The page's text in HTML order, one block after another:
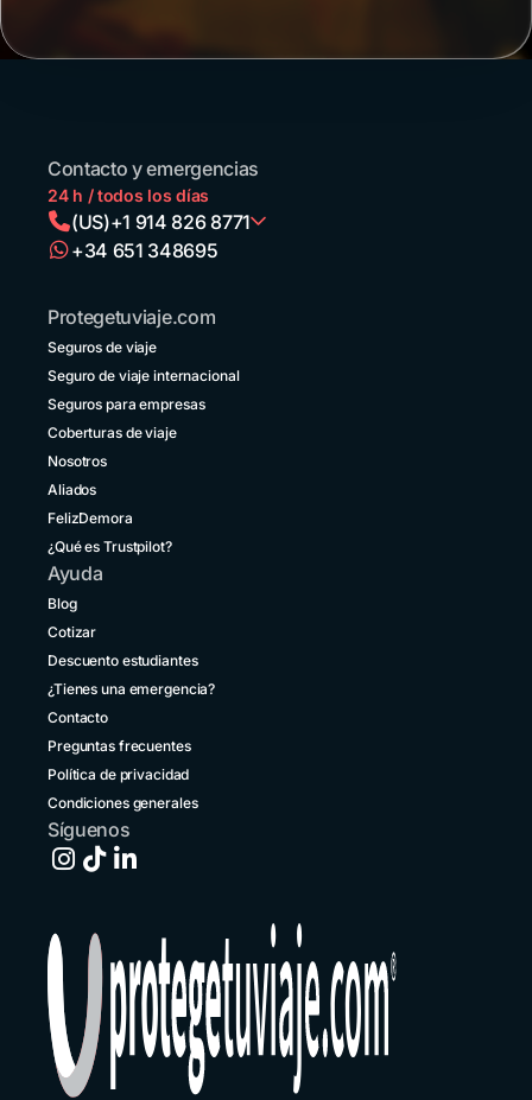
Contacto y emergencias
24 h / todos los días
(US)+1 914 826 8771
+591 5 50701249
Brasil
Canadá
+1 833 2223287
Chile
+56 2 3210 3154
Colombia
Costa Rica
+1 914 826 8771
Ecuador
+593 1800 001516
El Salvador
España
Estados Unidos
+1 914 826 8771
Guatemala
+502 2 3141396
Honduras
+1 914 826 8771
+34 651 348695
Protegetuviaje.com
Seguros de viaje
Seguro de viaje internacional
Seguros para empresas
Coberturas de viaje
Nosotros
Aliados
FelizDemora
¿Qué es Trustpilot?
Ayuda
Blog
Cotizar
Descuento estudiantes
¿Tienes una emergencia?
Contacto
Preguntas frecuentes
Política de privacidad
Condiciones generales
Síguenos